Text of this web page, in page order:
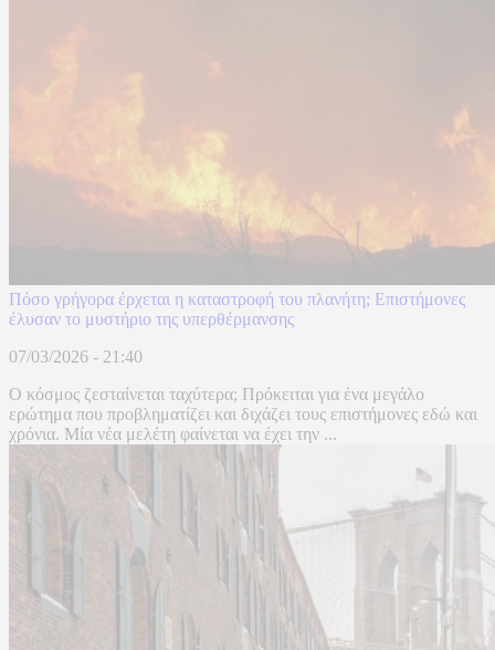
Πόσο γρήγορα έρχεται η καταστροφή του πλανήτη; Επιστήμονες
έλυσαν το μυστήριο της υπερθέρμανσης
07/03/2026 - 21:40
Ο κόσμος ζεσταίνεται ταχύτερα; Πρόκειται για ένα μεγάλο
ερώτημα που προβληματίζει και διχάζει τους επιστήμονες εδώ και
χρόνια. Μία νέα μελέτη φαίνεται να έχει την ...